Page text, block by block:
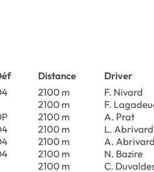
Distance Driver
2100 m F. Nivard
2100 m F.
2100 m A. Prat
2100 m L. Abrivard
2100 m A. Abrivard
2100 m N. Bazire
2100 m C.